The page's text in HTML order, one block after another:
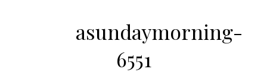
asundaymorning-
6551